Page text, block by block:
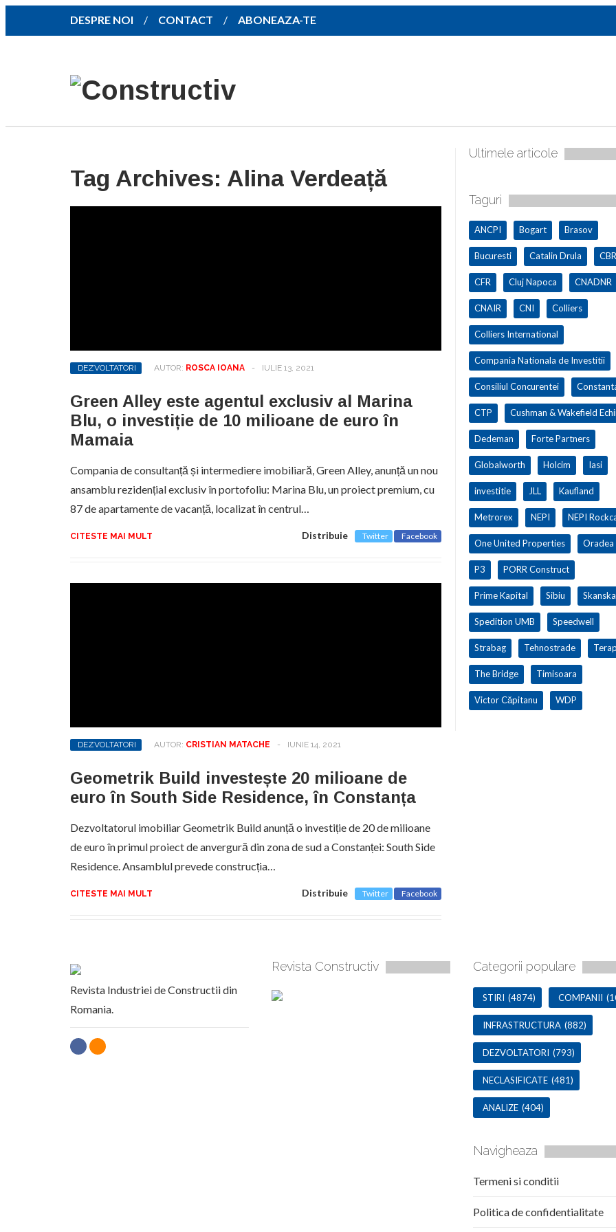
DESPRE NOI CONTACT ABONEAZA-TE
Tag Archives: Alina Verdeață
DEZVOLTATORI AUTOR: ROSCA IOANA - IULIE 13, 2021
Green Alley este agentul exclusiv al Marina
Blu, o investiție de 10 milioane de euro în
Mamaia
Compania de consultanță și intermediere imobiliară, Green Alley, anunță un nou
ansamblu rezidențial exclusiv în portofoliu: Marina Blu, un proiect premium, cu
87 de apartamente de vacanță, localizat în centrul…
CITESTE MAI MULT Distribuie Twitter Facebook
DEZVOLTATORI AUTOR: CRISTIAN MATACHE - IUNIE 14, 2021
Geometrik Build investește 20 milioane de
euro în South Side Residence, în Constanța
Dezvoltatorul imobiliar Geometrik Build anunță o investiție de 20 de milioane
de euro în primul proiect de anvergură din zona de sud a Constanței: South Side
Residence. Ansamblul prevede construcția…
CITESTE MAI MULT Distribuie Twitter Facebook
Ultimele articole
Taguri
ANCPI Bogart Brasov
Bucuresti Catalin Drula
CFR Cluj Napoca CNADNR
CNAIR CNI Colliers
Colliers International
Compania Nationala de Investitii
Consiliul Concurentei
CTP Cushman & Wakefield
Dedeman Forte Partners
Globalworth Holcim Iasi
investitie JLL Kaufland
Metrorex NEPI NEPI
One United Properties Oradea
P3 PORR Construct
Prime Kapital Sibiu Skanska
Spedition UMB Speedwell
Strabag Tehnostrade
The Bridge Timisoara
Victor Căpitanu WDP
Revista Industriei de Constructii din
Romania.
Revista Constructiv Categorii populare
STIRI (4874) COMPANII
INFRASTRUCTURA (882)
DEZVOLTATORI (793)
NECLASIFICATE (481)
ANALIZE (404)
Navigheaza
Termeni si conditii
Politica de confidentialitate